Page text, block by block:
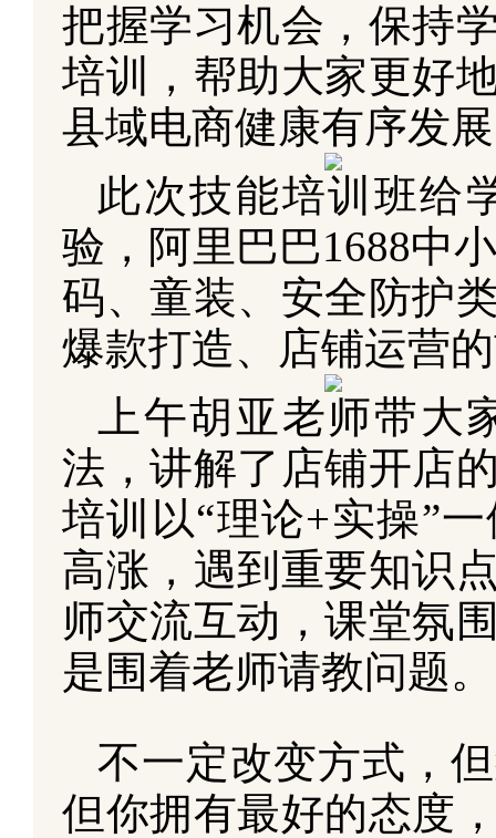
把握学习机会，保持
培训，帮助大家更好
县域电商健康有序发
此次技能培训班给
验，阿里巴巴1688中
码、童装、安全防护
爆款打造、店铺运营
上午胡亚老师带
法，讲解了店铺开店
培训以“理论+实操”
高涨，遇到重要知识
师交流互动，课堂氛
是围着老师请教问题。
不一定改变方式，
但你拥有最好的态度